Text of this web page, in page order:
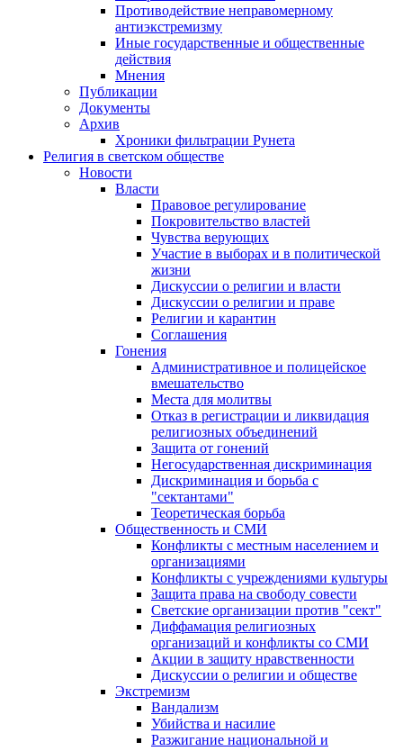
Противодействие неправомерному
антиэкстремизму
Иные государственные и общественные
действия
Мнения
Публикации
Документы
Архив
Хроники фильтрации Рунета
Религия в светском обществе
Новости
Власти
Правовое регулирование
Покровительство властей
Чувства верующих
Участие в выборах и в политической
жизни
Дискуссии о религии и власти
Дискуссии о религии и праве
Религии и карантин
Соглашения
Гонения
Административное и полицейское
вмешательство
Места для молитвы
Отказ в регистрации и ликвидация
религиозных объединений
Защита от гонений
Негосударственная дискриминация
Дискриминация и борьба с
"сектантами"
Теоретическая борьба
Общественность и СМИ
Конфликты с местным населением и
организациями
Конфликты с учреждениями культуры
Защита права на свободу совести
Светские организации против "сект"
Диффамация религиозных
организаций и конфликты со СМИ
Акции в защиту нравственности
Дискуссии о религии и обществе
Экстремизм
Вандализм
Убийства и насилие
Разжигание национальной и